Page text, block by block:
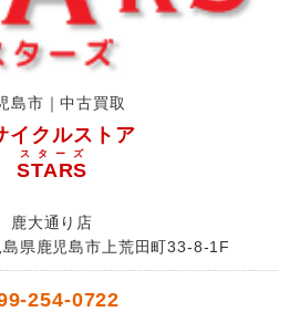
島市｜中古買取
イクルストア
STARS
スターズ
鹿大通り店
県鹿児島市上荒田町33-8-1F
254-0722